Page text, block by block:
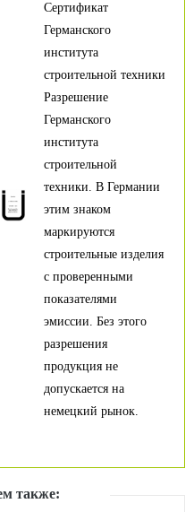
Сертификат
Германского
института
строительной техники
Разрешение
Германского
института
строительной
техники. В Германии
этим знаком
маркируются
строительные изделия
с проверенными
показателями
эмиссии. Без этого
разрешения
продукция не
допускается на
немецкий рынок.
также: